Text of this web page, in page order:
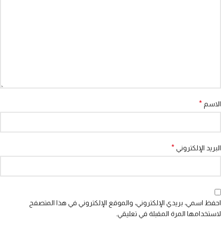
الاسم *
البريد الإلكتروني *
احفظ اسمي، بريدي الإلكتروني، والموقع الإلكتروني في هذا المتصفح
لاستخدامها المرة المقبلة في تعليقي.